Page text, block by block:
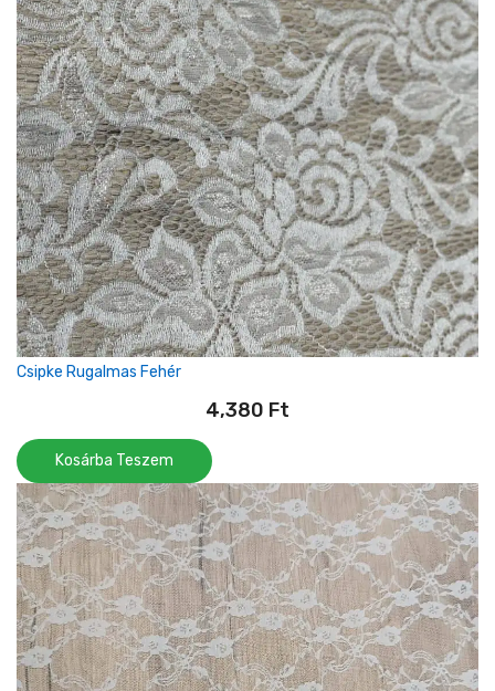
Csipke Rugalmas Fehér
4,380 Ft
Kosárba Teszem